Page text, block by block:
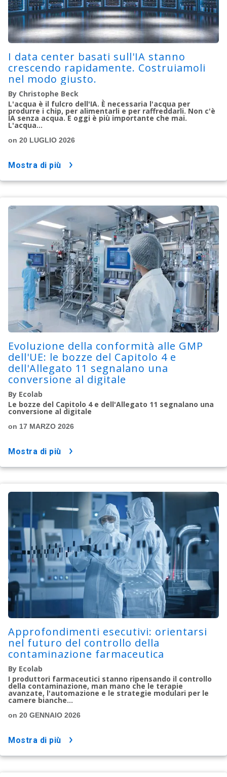
I data center basati sull'IA stanno
crescendo rapidamente. Costruiamoli
nel modo giusto.
By Christophe Beck
L'acqua è il fulcro dell'IA. È necessaria l'acqua per
produrre i chip, per alimentarli e per raffreddarli. Non c'è
IA senza acqua. E oggi è più importante che mai.
L'acqua...
on 20 LUGLIO 2026
mostra di più
Evoluzione della conformità alle GMP
dell'UE: le bozze del Capitolo 4 e
dell'Allegato 11 segnalano una
conversione al digitale
By Ecolab
Le bozze del Capitolo 4 e dell'Allegato 11 segnalano una
conversione al digitale
on 17 MARZO 2026
mostra di più
Approfondimenti esecutivi: orientarsi
nel futuro del controllo della
contaminazione farmaceutica
By Ecolab
I produttori farmaceutici stanno ripensando il controllo
della contaminazione, man mano che le terapie
avanzate, l'automazione e le strategie modulari per le
camere bianche...
on 20 GENNAIO 2026
mostra di più